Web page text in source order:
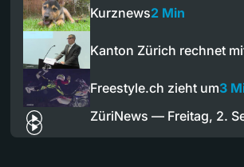
Kurznews2 Min
Kanton Zürich rechnet
Freestyle.ch zieht um3
ZüriNews — Freitag, 2.